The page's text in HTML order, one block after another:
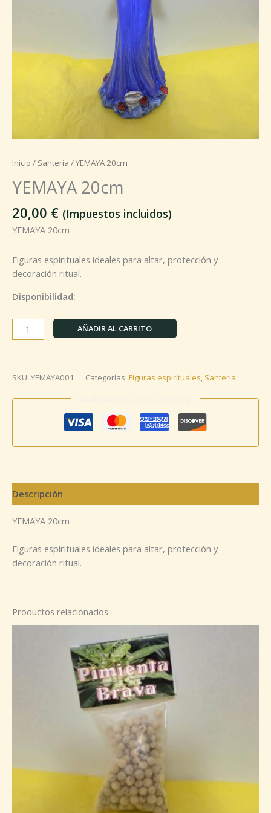
Inicio / Santeria / YEMAYA 20cm
YEMAYA 20cm
20,00 € (Impuestos incluidos)
YEMAYA 20cm
Figuras espirituales ideales para altar, protección y
decoración ritual.
Disponibilidad:
AÑADIR AL CARRITO
SKU: YEMAYA001 Categorías: Figuras espirituales, Santeria
Descripción
YEMAYA 20cm
Figuras espirituales ideales para altar, protección y
decoración ritual.
Productos relacionados